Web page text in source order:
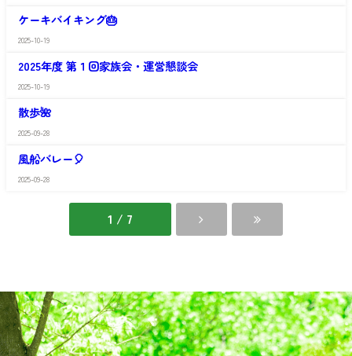
の
出
館
わ
や
か
の
出
館
ケーキバイキング🎂
2025-10-19
わ
や
か
の
出
館
2025年度 第１回家族会・運営懇談会
2025-10-19
わ
や
か
の
出
館
散歩🌺
2025-09-28
わ
や
か
風船バレー🎈
2025-09-28
1 / 7